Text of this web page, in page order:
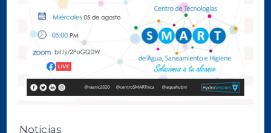
Noticias